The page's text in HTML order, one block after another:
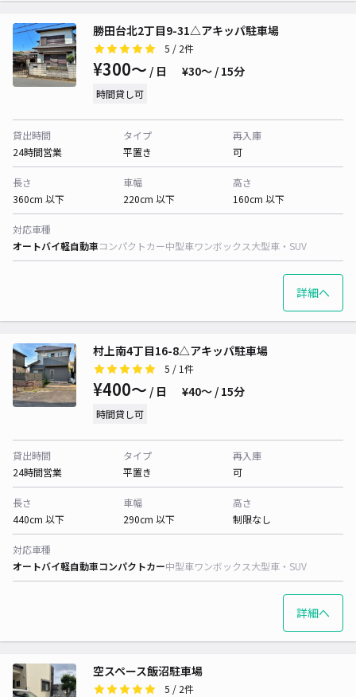
勝田台北2丁目9-31△アキッパ駐車場
5 / 2件
¥300〜 / 日 ¥30〜 / 15分
時間貸し可
貸出時間
24時間営業
タイプ
平置き
再入庫
可
長さ
360cm 以下
車幅
220cm 以下
高さ
160cm 以下
対応車種
オートバイ軽自動車コンパクトカー中型車ワンボックス大型車・SUV
詳細へ
村上南4丁目16-8△アキッパ駐車場
5 / 1件
¥400〜 / 日 ¥40〜 / 15分
時間貸し可
貸出時間
24時間営業
タイプ
平置き
再入庫
可
長さ
440cm 以下
車幅
290cm 以下
高さ
制限なし
対応車種
オートバイ軽自動車コンパクトカー中型車ワンボックス大型車・SUV
詳細へ
空スペース飯沼駐車場
5 / 2件